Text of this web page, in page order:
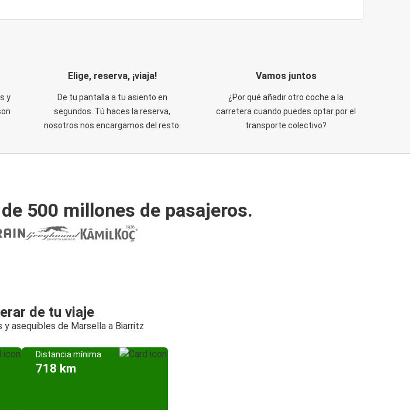
y
Elige, reserva, ¡viaja!
De tu pantalla a tu asiento en
segundos. Tú haces la reserva,
nosotros nos encargamos del resto.
Vamos juntos
¿Por qué añadir otro coche a la
carretera cuando puedes optar por el
transporte colectivo?
500 millones de pasajeros.
de tu viaje
y asequibles de Marsella a Biarritz
Distancia mínima
718 km